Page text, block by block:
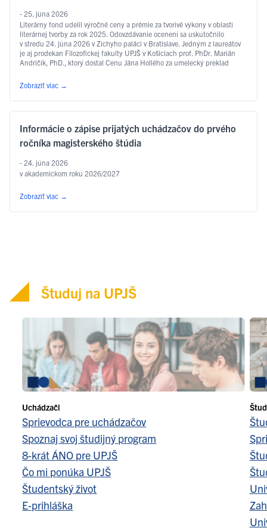
- 25. júna 2026
Literárny fond udelil výročné ceny a prémie za tvorivé výkony v oblasti
literárnej tvorby za rok 2025. Odovzdávanie ocenení sa uskutočnilo
v stredu 24. júna 2026 v Zichyho paláci v Bratislave. Jedným z laureátov
je aj prodekan Filozofickej fakulty UPJŠ v Košiciach prof. PhDr. Marián
Andričík, PhD., ktorý dostal Cenu Jána Hollého za umelecký preklad
Zobraziť viac
→
Informácie o zápise prijatých uchádzačov do prvého
ročníka magisterského štúdia
- 24. júna 2026
v akademickom roku 2026/2027
Zobraziť viac →
Študuj na UPJŠ
Uchádzači
Sprievodca pre uchádzačov
Spoznaj svoj študijný program
8-krát ÁNO pre UPJŠ
Čo mi ponúka UPJŠ
Študentský život
E-prihláška